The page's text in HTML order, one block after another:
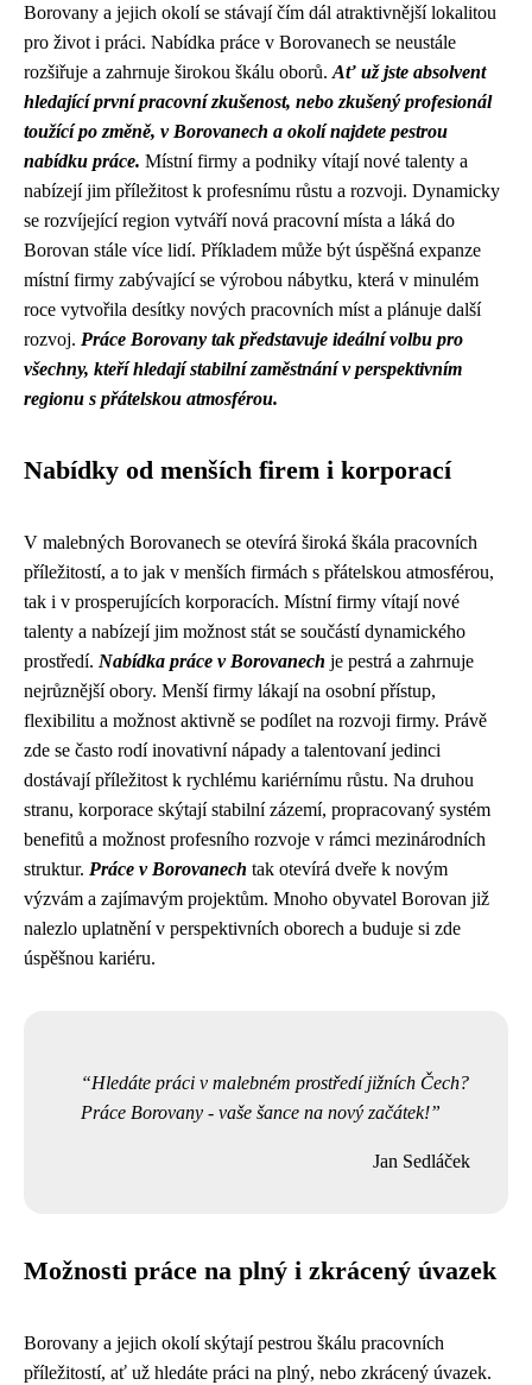
Borovany a jejich okolí se stávají čím dál atraktivnější lokalitou
pro život i práci. Nabídka práce v Borovanech se neustále
rozšiřuje a zahrnuje širokou škálu oborů. Ať už jste absolvent
hledající první pracovní zkušenost, nebo zkušený profesionál
toužící po změně, v Borovanech a okolí najdete pestrou
nabídku práce. Místní firmy a podniky vítají nové talenty a
nabízejí jim příležitost k profesnímu růstu a rozvoji. Dynamicky
se rozvíjející region vytváří nová pracovní místa a láká do
Borovan stále více lidí. Příkladem může být úspěšná expanze
místní firmy zabývající se výrobou nábytku, která v minulém
roce vytvořila desítky nových pracovních míst a plánuje další
rozvoj. Práce Borovany tak představuje ideální volbu pro
všechny, kteří hledají stabilní zaměstnání v perspektivním
regionu s přátelskou atmosférou.
Nabídky od menších firem i korporací
V malebných Borovanech se otevírá široká škála pracovních
příležitostí, a to jak v menších firmách s přátelskou atmosférou,
tak i v prosperujících korporacích. Místní firmy vítají nové
talenty a nabízejí jim možnost stát se součástí dynamického
prostředí. Nabídka práce v Borovanech je pestrá a zahrnuje
nejrůznější obory. Menší firmy lákají na osobní přístup,
flexibilitu a možnost aktivně se podílet na rozvoji firmy. Právě
zde se často rodí inovativní nápady a talentovaní jedinci
dostávají příležitost k rychlému kariérnímu růstu. Na druhou
stranu, korporace skýtají stabilní zázemí, propracovaný systém
benefitů a možnost profesního rozvoje v rámci mezinárodních
struktur. Práce v Borovanech tak otevírá dveře k novým
výzvám a zajímavým projektům. Mnoho obyvatel Borovan již
nalezlo uplatnění v perspektivních oborech a buduje si zde
úspěšnou kariéru.
Hledáte práci v malebném prostředí jižních Čech?
Práce Borovany - vaše šance na nový začátek!
Jan Sedláček
Možnosti práce na plný i zkrácený úvazek
Borovany a jejich okolí skýtají pestrou škálu pracovních
příležitostí, ať už hledáte práci na plný, nebo zkrácený úvazek.